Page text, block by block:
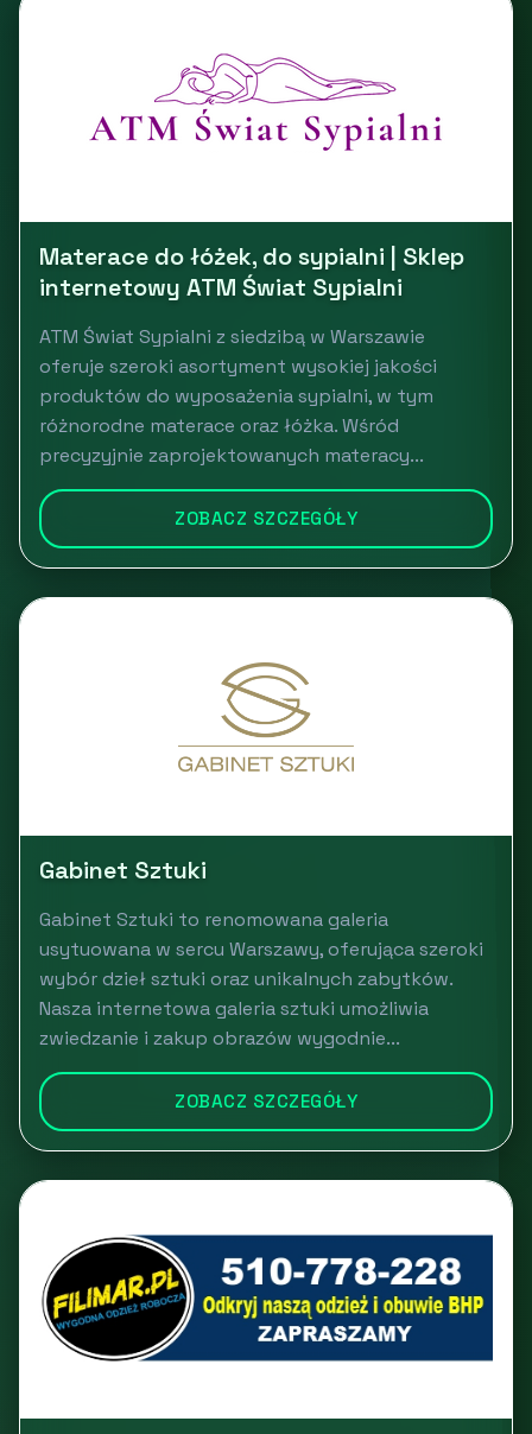
Materace do łóżek, do sypialni | Sklep
internetowy ATM Świat Sypialni
ATM Świat Sypialni z siedzibą w Warszawie
oferuje szeroki asortyment wysokiej jakości
produktów do wyposażenia sypialni, w tym
różnorodne materace oraz łóżka. Wśród
precyzyjnie zaprojektowanych materacy...
ZOBACZ SZCZEGÓŁY
Gabinet Sztuki
Gabinet Sztuki to renomowana galeria
usytuowana w sercu Warszawy, oferująca szeroki
wybór dzieł sztuki oraz unikalnych zabytków.
Nasza internetowa galeria sztuki umożliwia
zwiedzanie i zakup obrazów wygodnie...
ZOBACZ SZCZEGÓŁY